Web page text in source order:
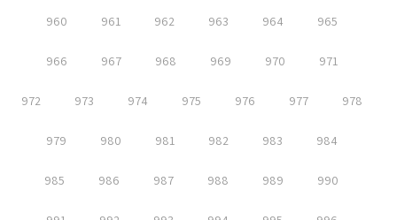
960 961 962 963 964 965
966 967 968 969 970 971
972 973 974 975 976 977 978
979 980 981 982 983 984
985 986 987 988 989 990